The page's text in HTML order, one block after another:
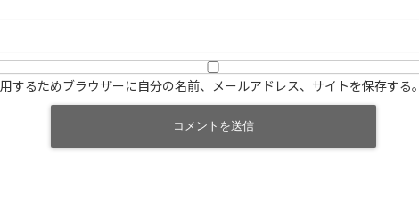
するためブラウザーに自分の名前、メールアドレス、サイトを保存する。